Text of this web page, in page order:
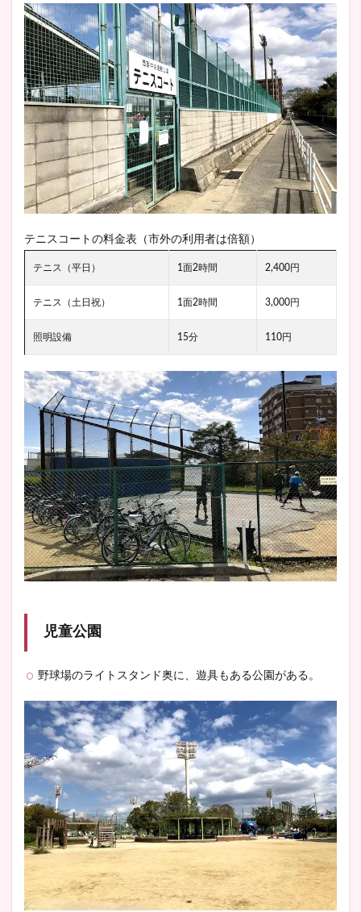
テニスコートの料金表（市外の利用者は倍額）
テニス（平日） 1面2時間 2,400円
テニス（土日祝） 1面2時間 3,000円
照明設備 15分 110円
児童公園
野球場のライトスタンド奥に、遊具もある公園がある。